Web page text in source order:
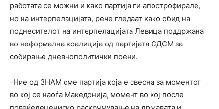
работата се можни и како партија ги апострофирале,
но на интерпелацијата, рече гледаат како обид на
поднесителот на интерпелацијата Левица поддржана
во неформална коалиција од партијата СДСМ за
собирање дневнополитички поени.
-Ние од ЗНАМ сме партија која е свесна за моментот
во кој се наоѓа Македонија, момент во кој после
повеќедецениско раскрчмување на државата и